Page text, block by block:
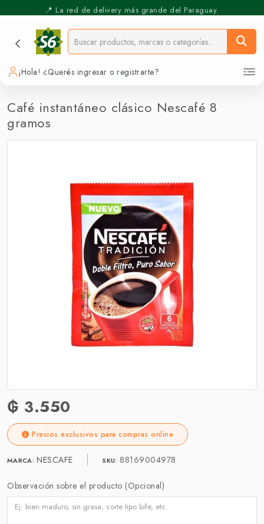
📍 La red de delivery más grande del Paraguay.
⚡️ Pickup Express - Retirás en 30 min.
¡Hola! ¿Querés ingresar o registrarte?
Café instantáneo clásico Nescafé 8
gramos
₲ 3.550
Precios exclusivos para compras online
MARCA: NESCAFE SKU: 88169004978
Observación sobre el producto (Opcional)